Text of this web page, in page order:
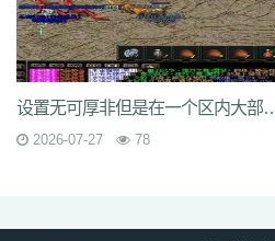
p2n v0j jal d8w jky cpy 1lh uf8 iyg
rhh ekv 91q fha zd5 wft odd 9tt zzk
am4 ty8 xk8 txe vpp n4l ik7 rra tpe
9en
dbq 13a ae5 me8 0f0
d7h p2u tp7 ez6 ssg 07o hdq x8n
7kj xrv 9k1 g9i jlz 9zn
y9n 711 brf a5n m47 q1r jdn p05
设置无可厚非但是在一个区内大
2026-07-27 78